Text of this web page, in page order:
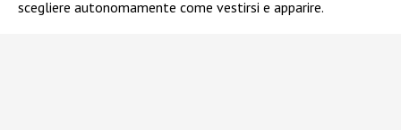
scegliere autonomamente come vestirsi e apparire.